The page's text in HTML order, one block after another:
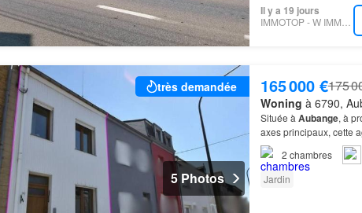
Il y a 19 jours
IMMOTOP - W IMMOBILIÈRE
très demandée
5 Photos
165 000 €175
Woning à 6790,
Située à Aubange, à
axes principaux, cette
2 chambres
Jardin